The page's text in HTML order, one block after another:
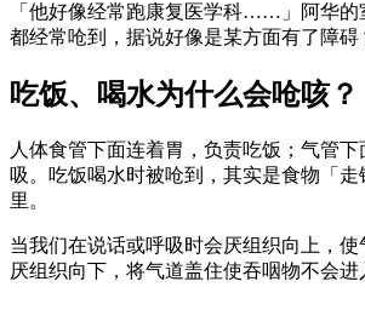
「他好像经常跑康复医学科……」阿华的
都经常呛到，据说好像是某方面有了障碍
吃饭、喝水为什么会呛咳？
人体食管下面连着胃，负责吃饭；气管
吸。吃饭喝水时被呛到，其实是食物「
里。
当我们在说话或呼吸时会厌组织向上，
厌组织向下，将气道盖住使吞咽物不会进